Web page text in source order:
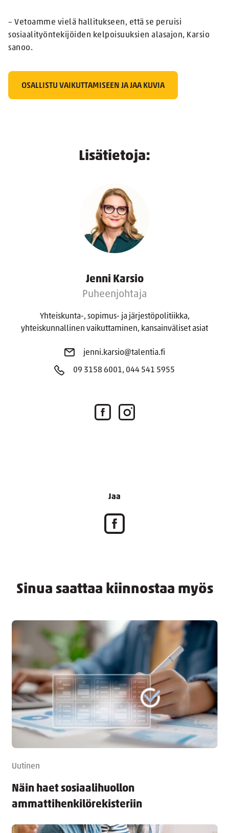
– Vetoamme vielä hallitukseen, että se peruisi
sosiaalityöntekijöiden kelpoisuuksien alasajon, Karsio
sanoo.
OSALLISTU VAIKUTTAMISEEN JA JAA KUVIA
Lisätietoja:
Jenni Karsio
Puheenjohtaja
Yhteiskunta-, sopimus- ja järjestöpolitiikka,
yhteiskunnallinen vaikuttaminen, kansainväliset asiat
jenni.karsio@talentia.fi
09 3158 6001, 044 541 5955
Jaa
Sinua saattaa kiinnostaa myös
Uutinen
Näin haet sosiaalihuollon
ammattihenkilörekisteriin